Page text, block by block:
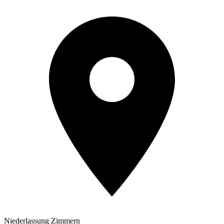
Niederlassung Zimmern